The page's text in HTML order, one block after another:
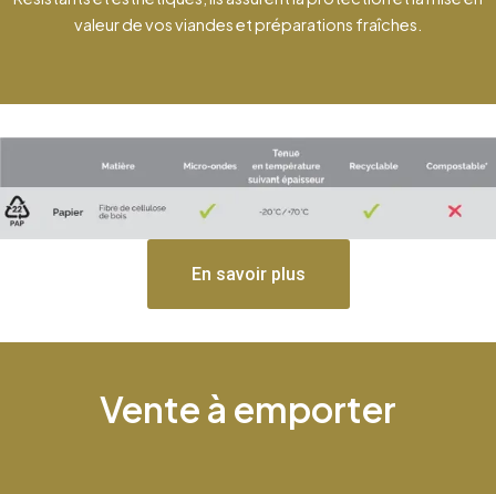
valeur de vos viandes et préparations fraîches.
En savoir plus
Vente à emporter